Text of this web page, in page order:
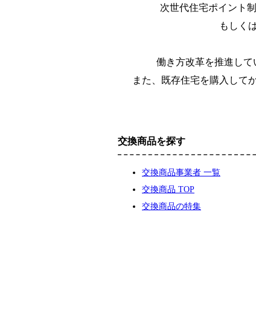
次世代住宅ポイント
もしく
働き方改革を推進して
また、既存住宅を購入して
交換商品を探す
交換商品事業者 一覧
交換商品 TOP
交換商品の特集